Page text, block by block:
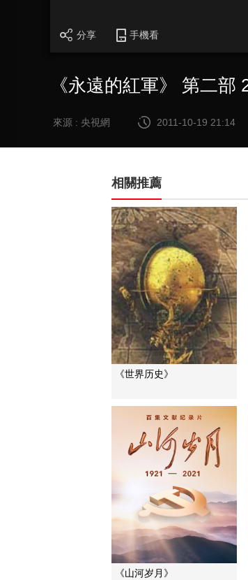
分享 手機看
《永遠的紅軍》 第二部
來源 : 央視網 2011-10-19 21:14
相關推薦
《世界历史》
《山河岁月》